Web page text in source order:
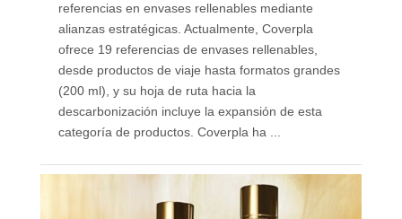
referencias en envases rellenables mediante
alianzas estratégicas. Actualmente, Coverpla
ofrece 19 referencias de envases rellenables,
desde productos de viaje hasta formatos grandes
(200 ml), y su hoja de ruta hacia la
descarbonización incluye la expansión de esta
categoría de productos. Coverpla ha ...